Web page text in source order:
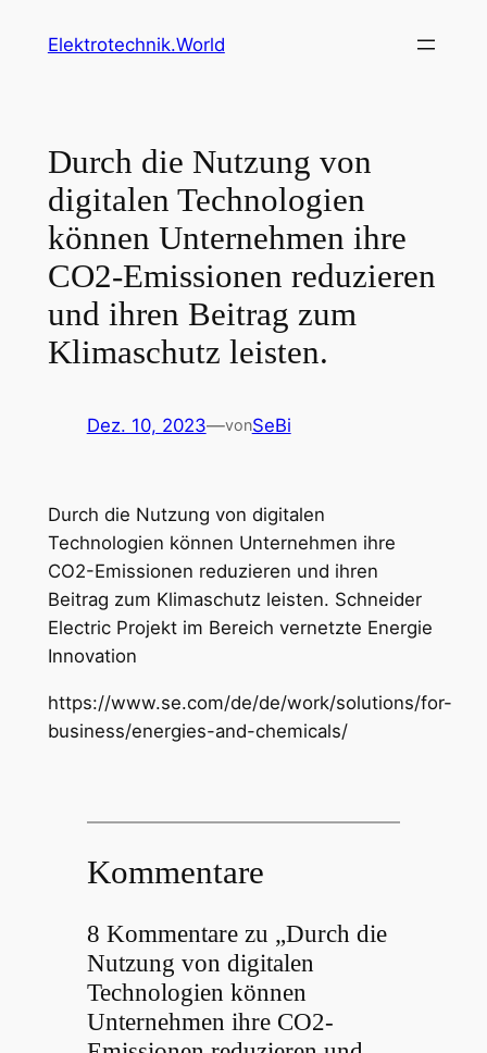
InhaltElektrotechnik.World
Durch die Nutzung von
digitalen Technologien
können Unternehmen ihre
CO2-Emissionen reduzieren
und ihren Beitrag zum
Klimaschutz leisten.
Dez. 10, 2023—vonSeBi
Durch die Nutzung von digitalen
Technologien können Unternehmen ihre
CO2-Emissionen reduzieren und ihren
Beitrag zum Klimaschutz leisten. Schneider
Electric Projekt im Bereich vernetzte Energie
Innovation
https://www.se.com/de/de/work/solutions/for-
business/energies-and-chemicals/
Kommentare
8 Kommentare zu „Durch die
Nutzung von digitalen
Technologien können
Unternehmen ihre CO2-